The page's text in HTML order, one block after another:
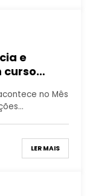
e
curso
no Mês
LER MAIS